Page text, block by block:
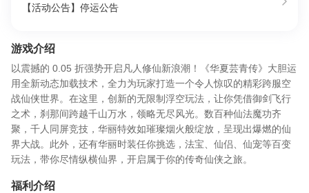
【活动公告】停运公告
游戏介绍
以震撼的 0.05 折强势开启凡人修仙新浪潮！《华夏芸青传》大胆运
用全新动态加载技术，全力为玩家打造一个令人惊叹的精彩跨服空
战仙侠世界。在这里，创新的无限制浮空玩法，让你凭借御剑飞行
之术，刹那间跨越千山万水，领略无尽风光。数百种仙法魔功齐
聚，千人同屏竞技，华丽特效如璀璨烟火般绽放，呈现出爆燃的仙
界大战。此外，还有华丽时装任你挑选，法宝、仙侣、仙宠等百变
玩法，带你尽情纵横仙界，开启属于你的传奇仙侠之旅。
福利介绍